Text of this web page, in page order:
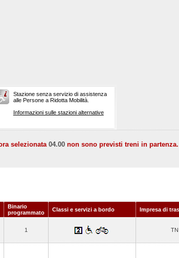
Stazione senza servizio di assistenza
alle Persone a Ridotta Mobilità.
Informazioni sulle stazioni alternative
selezionata04.00 non sono previsti treni in
Binario
programmato
Classi e servizi a bordo Impresa di
1 TN